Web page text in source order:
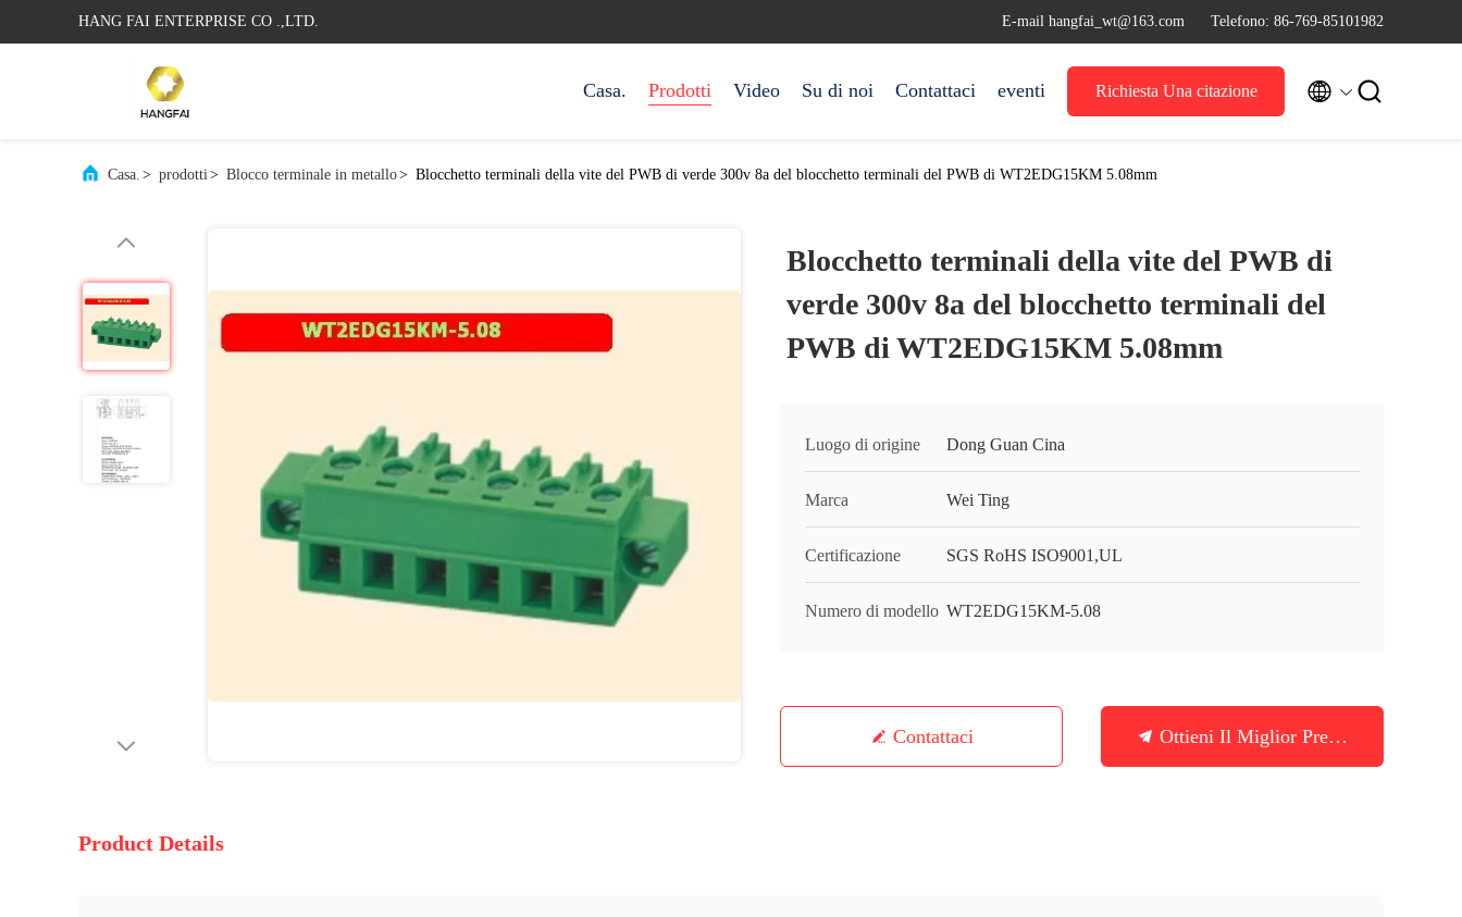
HANG FAI ENTERPRISE CO .,LTD. E-mail hangfai_wt@163.com Telefono: 86-769-85101982
Casa. Prodotti Video Su di noi Contattaci eventi Richiesta Una citazione  
Casa. > prodotti> Blocco terminale in metallo> Blocchetto terminali della vite del PWB di verde 300v 8a del blocchetto terminali del PWB di WT2EDG15KM 5.08mm
Blocchetto terminali della vite del PWB di
verde 300v 8a del blocchetto terminali del
PWB di WT2EDG15KM 5.08mm
Luogo di origine Dong Guan Cina
Marca Wei Ting
Certificazione SGS RoHS ISO9001,UL
Numero di modello WT2EDG15KM-5.08
Contattaci Ottieni Il Miglior Prezzo
Product Details